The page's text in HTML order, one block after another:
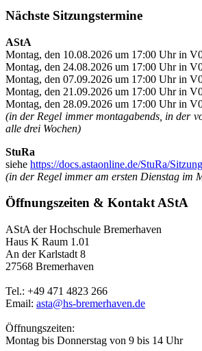
Nächste Sitzungstermine
AStA
Montag, den 10.08.2026 um 17:00 Uhr in
Montag, den 24.08.2026 um 17:00 Uhr in
Montag, den 07.09.2026 um 17:00 Uhr in
Montag, den 21.09.2026 um 17:00 Uhr in
Montag, den 28.09.2026 um 17:00 Uhr in
(in der Regel immer montagabends, in der
alle drei Wochen)
StuRa
siehe https://docs.astaonline.de/StuRa/
(in der Regel immer am ersten Dienstag im
Öffnungszeiten & Kontakt AStA
AStA der Hochschule Bremerhaven
Haus K Raum 1.01
An der Karlstadt 8
27568 Bremerhaven
Tel.: +49 471 4823 266
Email: asta@hs-bremerhaven.de
Öffnungszeiten:
Montag bis Donnerstag von 9 bis 14 Uhr